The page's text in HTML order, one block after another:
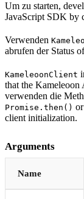
Um zu starten,
JavaScript SDK by
Verwenden
abrufen der Status
KameleoonClient
that the
verwenden die
Promise.then()
client initialization.
Arguments
Name